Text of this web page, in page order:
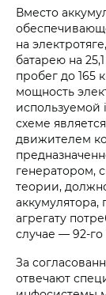
Вместо
на
батарею на
пробег до 165
мощность
используемой
схеме
движителем
генератором,
теории,
агрегату
случае — 92-го
За
отвечают